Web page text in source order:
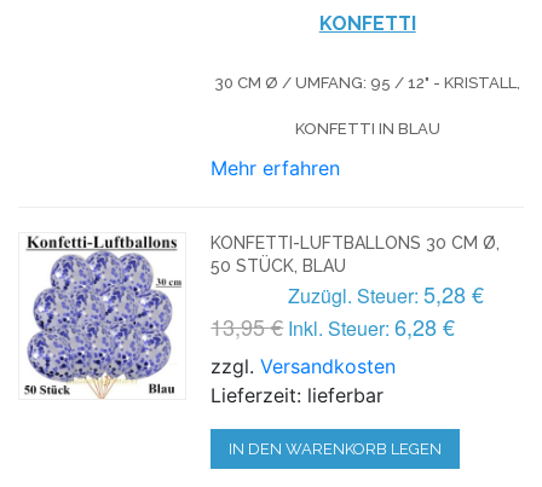
KONFETTI
30 CM Ø / UMFANG: 95 / 12" - KRISTALL,
KONFETTI IN BLAU
Mehr erfahren
KONFETTI-LUFTBALLONS 30 CM Ø,
50 STÜCK, BLAU
13,95 €
Zuzügl. Steuer: 5,28 €
Inkl. Steuer: 6,28 €
zzgl.Versandkosten
Lieferzeit: lieferbar
IN DEN WARENKORB LEGEN